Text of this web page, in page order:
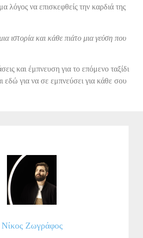
λόγος να επισκεφθείς την καρδιά της
ιστορία και κάθε πιάτο μια γεύση που
και έμπνευση για το επόμενο ταξίδι
εδώ για να σε εμπνεύσει για κάθε σου
Νίκος Ζωγράφος